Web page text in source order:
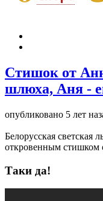
Стишок от
шлюха, Аня -
опубликовано 5 лет
Белорусская светская
откровенным стишком
Таки да!